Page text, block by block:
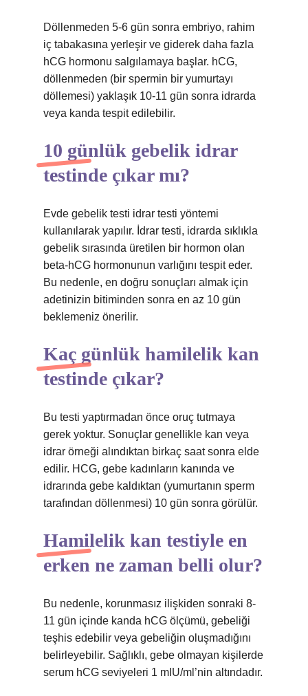
Döllenmeden 5-6 gün sonra embriyo, rahim
iç tabakasına yerleşir ve giderek daha fazla
hCG hormonu salgılamaya başlar. hCG,
döllenmeden (bir spermin bir yumurtayı
döllemesi) yaklaşık 10-11 gün sonra idrarda
veya kanda tespit edilebilir.
10 günlük gebelik idrar
testinde çıkar mı?
Evde gebelik testi idrar testi yöntemi
kullanılarak yapılır. İdrar testi, idrarda sıklıkla
gebelik sırasında üretilen bir hormon olan
beta-hCG hormonunun varlığını tespit eder.
Bu nedenle, en doğru sonuçları almak için
adetinizin bitiminden sonra en az 10 gün
beklemeniz önerilir.
Kaç günlük hamilelik kan
testinde çıkar?
Bu testi yaptırmadan önce oruç tutmaya
gerek yoktur. Sonuçlar genellikle kan veya
idrar örneği alındıktan birkaç saat sonra elde
edilir. HCG, gebe kadınların kanında ve
idrarında gebe kaldıktan (yumurtanın sperm
tarafından döllenmesi) 10 gün sonra görülür.
Hamilelik kan testiyle en
erken ne zaman belli olur?
Bu nedenle, korunmasız ilişkiden sonraki 8-
11 gün içinde kanda hCG ölçümü, gebeliği
teşhis edebilir veya gebeliğin oluşmadığını
belirleyebilir. Sağlıklı, gebe olmayan kişilerde
serum hCG seviyeleri 1 mIU/ml’nin altındadır.